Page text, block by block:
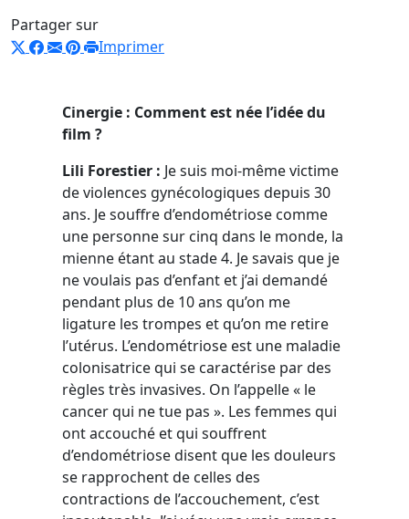
Partager sur
Imprimer
Cinergie : Comment est née l’idée du
film ?
Lili Forestier : Je suis moi-même victime
de violences gynécologiques depuis 30
ans. Je souffre d’endométriose comme
une personne sur cinq dans le monde, la
mienne étant au stade 4. Je savais que je
ne voulais pas d’enfant et j’ai demandé
pendant plus de 10 ans qu’on me
ligature les trompes et qu’on me retire
l’utérus. L’endométriose est une maladie
colonisatrice qui se caractérise par des
règles très invasives. On l’appelle « le
cancer qui ne tue pas ». Les femmes qui
ont accouché et qui souffrent
d’endométriose disent que les douleurs
se rapprochent de celles des
contractions de l’accouchement, c’est